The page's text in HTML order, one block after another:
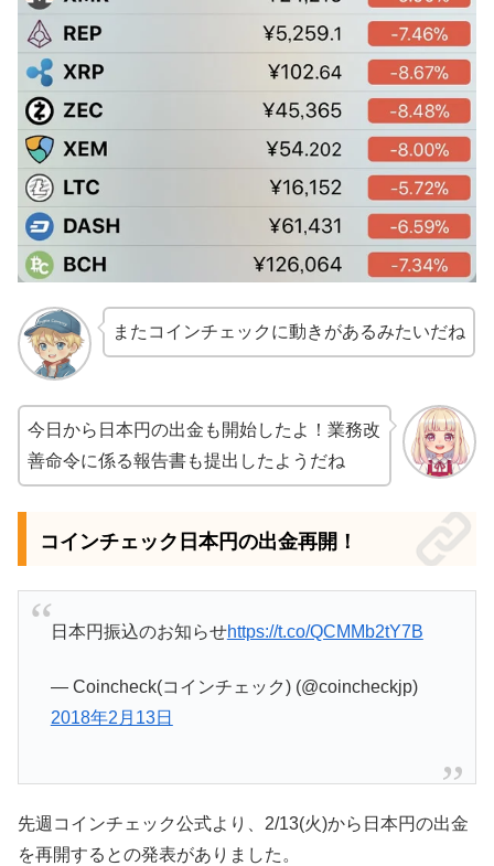
またコインチェックに動きがあるみたいだね
今日から日本円の出金も開始したよ！業務改
善命令に係る報告書も提出したようだね
コインチェック日本円の出金再開！
日本円振込のお知らせhttps://t.co/QCMMb2tY7B
— Coincheck(コインチェック) (@coincheckjp)
2018年2月13日
先週コインチェック公式より、2/13(火)から日本円の出金
を再開するとの発表がありました。